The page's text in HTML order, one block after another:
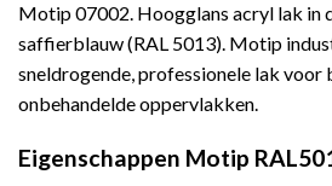
Motip 07002. Hoogglans acryl lak in
saffierblauw (RAL 5013). Motip
sneldrogende, professionele lak voor
onbehandelde oppervlakken.
Eigenschappen Motip